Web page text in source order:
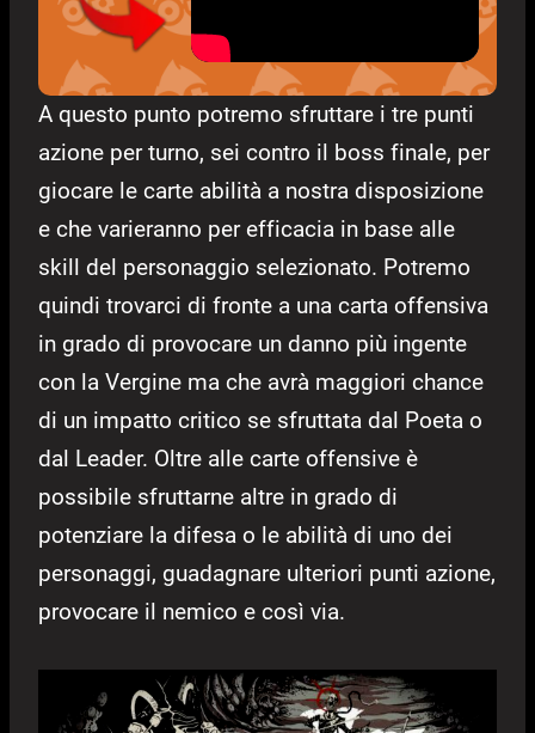
A questo punto potremo sfruttare i tre punti
azione per turno, sei contro il boss finale, per
giocare le carte abilità a nostra disposizione
e che varieranno per efficacia in base alle
skill del personaggio selezionato. Potremo
quindi trovarci di fronte a una carta offensiva
in grado di provocare un danno più ingente
con la Vergine ma che avrà maggiori chance
di un impatto critico se sfruttata dal Poeta o
dal Leader. Oltre alle carte offensive è
possibile sfruttarne altre in grado di
potenziare la difesa o le abilità di uno dei
personaggi, guadagnare ulteriori punti azione,
provocare il nemico e così via.